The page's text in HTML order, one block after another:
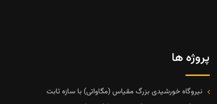
پروژه ها
نیروگاه خورشیدی بزرگ مقیاس (مگاواتی) با سازه ثابت